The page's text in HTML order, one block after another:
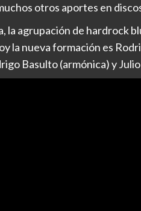
otros aportes en
la agrupación de hardrock
la nueva formación es
Basulto (armónica) y